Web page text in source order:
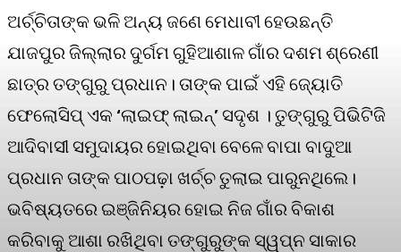
ଅର୍ଚ୍ଚିତାଙ୍କ ଭଳି ଅନ୍ୟ ଜଣେ ମେଧାବୀ ହେଉଛନ୍ତି
ଯାଜପୁର ଜିଲ୍ଲାର ଦୁର୍ଗମ ଗୁହିଆଶାଳ ଗାଁର ଦଶମ ଶ୍ରେଣୀ
ଛାତ୍ର ତଙ୍ଗୁରୁ ପ୍ରଧାନ। ତାଙ୍କ ପାଇଁ ଏହି ଜ୍ୟୋତି
ଫେଲୋସିପ୍ ଏକ ‘ଲାଇଫ୍ ଲାଇନ୍‌’ ସଦୃଶ । ତୁଙ୍ଗୁରୁ ପିଭିଟିଜି
ଆଦିବାସୀ ସମୁଦାୟର ହୋଇଥିବା ବେଳେ ବାପା ବାଦୁଆ
ପ୍ରଧାନ ତାଙ୍କ ପାଠପଢ଼ା ଖର୍ଚ୍ଚ ତୁଲାଇ ପାରୁନଥିଲେ।
ଭବିଷ୍ୟତରେ ଇଞ୍ଜିନିୟର ହୋଇ ନିଜ ଗାଁର ବିକାଶ
କରିବାକୁ ଆଶା ରଖିଥିବା ତଙ୍ଗୁରୁଙ୍କ ସ୍ୱପ୍ନ ସାକାର